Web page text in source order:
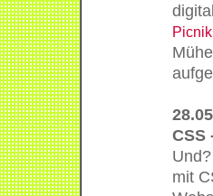
Picnik
CSS
mit